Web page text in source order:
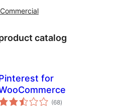
Commercial
catalog
for
(68টা
মুঠ)